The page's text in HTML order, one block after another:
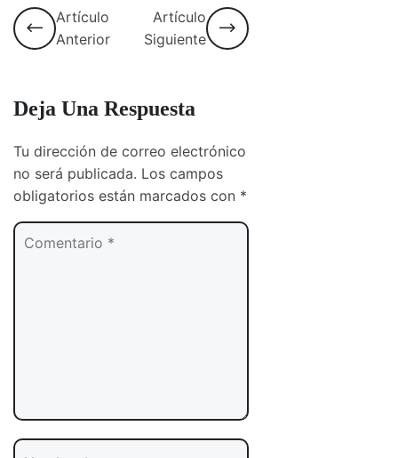
Artículo
Anterior
Artículo
Siguiente
Deja Una Respuesta
Tu dirección de correo electrónico
no será publicada. Los campos
obligatorios están marcados con *